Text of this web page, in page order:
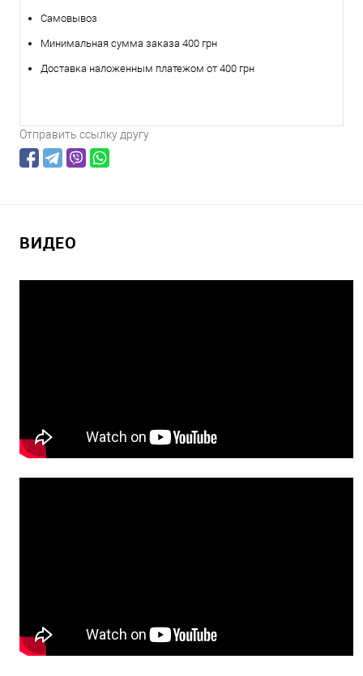
Самовывоз
Минимальная сумма заказа 400 грн
Доставка наложенным платежом от 400 грн
Отправить ссылку другу
ВИДЕО